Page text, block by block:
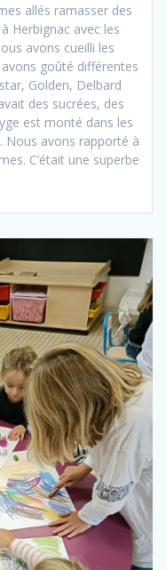
allés ramasser des
Herbignac avec les
avons cueilli les
goûté différentes
Golden, Delbard
des sucrées, des
est monté dans les
avons rapporté à
C’était une superbe